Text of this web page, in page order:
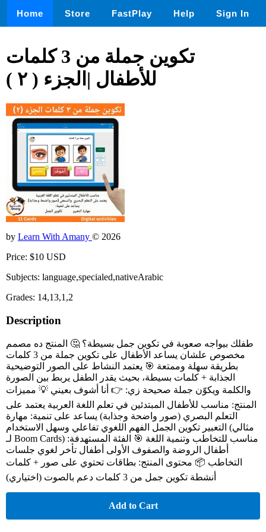
Home Store FastPlay Help Sign In
تكوين جملة من 3 كلمات
للأطفال |الجزء ( ٢ )
by Learn With Amany © 2026
Price: $10 USD
Subjects: language,specialed,nativeArabic
Grades: 14,13,1,2
Description
طفلك بيواجه صعوبة في تكوين جمل بسيطة؟ 🤔 المنتج ده مصمم
مخصوص علشان يساعد الأطفال على تكوين جملة من 3 كلمات
بطريقة سهلة وممتعة 🎯 يعتمد النشاط على الصور التوضيحية
الجذابة + كلمات بسيطة، بحيث يقدر الطفل يربط بين الصورة
والكلمة ويكوّن جملة صحيحة زي: 👉 أنا أشوف بعيني 💡 مميزات
المنتج: مناسب للأطفال المبتدئين في تعلم اللغة العربية يعتمد على
التعلم البصري (صور واضحة وجذابة) يساعد على تنمية: مهارة
التعبير تكوين الجمل الفهم اللغوي تفاعلي وسهل الاستخدام (مثالي
لـ Boom Cards) مناسب للتخاطب وتنمية اللغة 🎯 الفئة المستهدفة:
أطفال الروضة والصفوف الأولى أطفال تأخر لغوي جلسات
التخاطب 📦 محتوى المنتج: بطاقات تحتوي على صور + كلمات
أنشطة تكوين جمل من 3 كلمات دعم بالصوت (اختياري)
Add to Cart